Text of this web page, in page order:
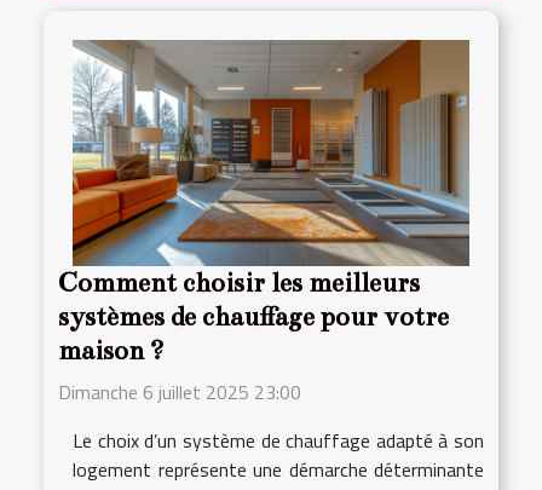
Comment choisir les meilleurs
systèmes de chauffage pour votre
maison ?
Dimanche 6 juillet 2025 23:00
Le choix d’un système de chauffage adapté à son
logement représente une démarche déterminante